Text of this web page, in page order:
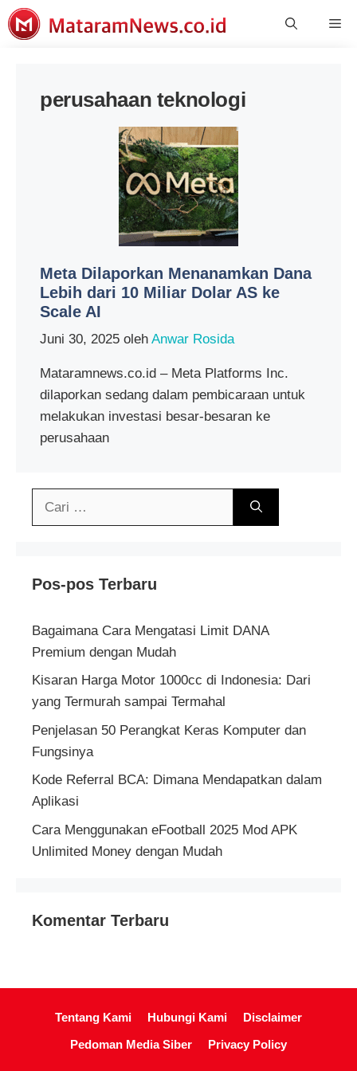
Langsung
ke
perusahaan teknologi
Meta Dilaporkan Menanamkan Dana
Lebih dari 10 Miliar Dolar AS ke
Scale AI
Juni 30, 2025 oleh Anwar Rosida
Mataramnews.co.id – Meta Platforms Inc.
dilaporkan sedang dalam pembicaraan untuk
melakukan investasi besar-besaran ke
perusahaan
Pos-pos Terbaru
Bagaimana Cara Mengatasi Limit DANA
Premium dengan Mudah
Kisaran Harga Motor 1000cc di Indonesia: Dari
yang Termurah sampai Termahal
Penjelasan 50 Perangkat Keras Komputer dan
Fungsinya
Kode Referral BCA: Dimana Mendapatkan dalam
Aplikasi
Cara Menggunakan eFootball 2025 Mod APK
Unlimited Money dengan Mudah
Komentar Terbaru
Tentang Kami Hubungi Kami
Disclaimer
Pedoman Media Siber
Privacy Policy